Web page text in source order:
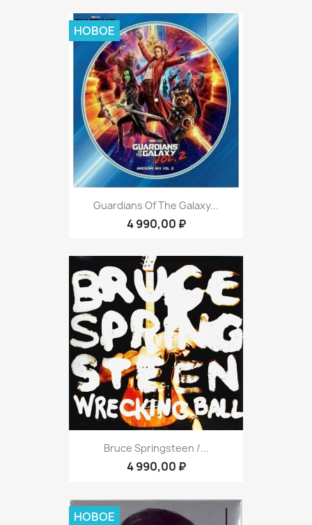
Guardians Of The Galaxy...
4 990,00 ₽
НОВОЕ
Bruce Springsteen /...
4 990,00 ₽
НОВОЕ